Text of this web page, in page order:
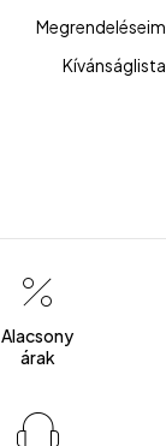
Megrendeléseim
Kívánságlista
Alacsony
árak